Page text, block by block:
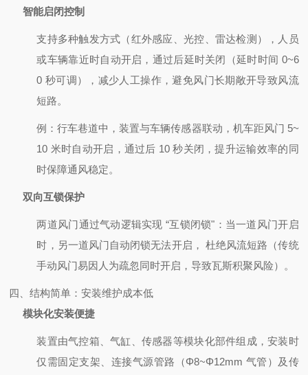
智能启闭控制
支持多种触发方式（红外感应、光控、雷达检测），人员
或车辆靠近时自动开启，通过后延时关闭（延时时间 0~6
0 秒可调），减少人工操作，避免风门长期敞开导致风流
短路。
例：行车巷道中，装置与车辆传感器联动，机车距风门 5~
10 米时自动开启，通过后 10 秒关闭，提升运输效率的同
时保障通风稳定。
双向互锁保护
两道风门通过气动逻辑实现 “互锁闭锁"：当一道风门开启
时，另一道风门自动闭锁无法开启， 杜绝风流短路（传统
手动风门易因人为疏忽同时开启，导致瓦斯积聚风险）。
四、结构简单：安装维护成本低
模块化安装便捷
装置由气控箱、气缸、传感器等模块化部件组成，安装时
仅需固定支架、连接气源管路（Φ8~Φ12mm 气管）及传